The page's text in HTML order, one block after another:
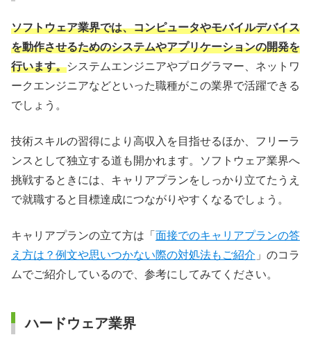
ソフトウェア業界では、コンピュータやモバイルデバイス
を動作させるためのシステムやアプリケーションの開発を
行います。システムエンジニアやプログラマー、ネットワ
ークエンジニアなどといった職種がこの業界で活躍できる
でしょう。
技術スキルの習得により高収入を目指せるほか、フリーラ
ンスとして独立する道も開かれます。ソフトウェア業界へ
挑戦するときには、キャリアプランをしっかり立てたうえ
で就職すると目標達成につながりやすくなるでしょう。
キャリアプランの立て方は「 面接でのキャリアプランの答
え方は？例文や思いつかない際の対処法もご紹介 」のコラ
ムでご紹介しているので、参考にしてみてください。
ハードウェア業界